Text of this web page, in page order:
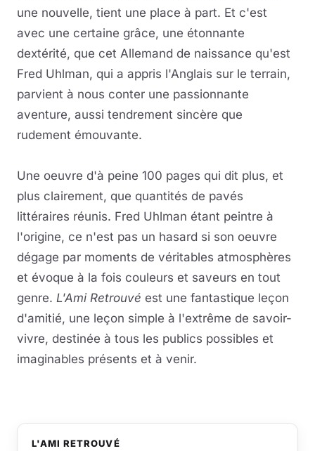
une nouvelle, tient une place à part. Et c'est
avec une certaine grâce, une étonnante
dextérité, que cet Allemand de naissance qu'est
Fred Uhlman, qui a appris l'Anglais sur le terrain,
parvient à nous conter une passionnante
aventure, aussi tendrement sincère que
rudement émouvante.
Une oeuvre d'à peine 100 pages qui dit plus, et
plus clairement, que quantités de pavés
littéraires réunis. Fred Uhlman étant peintre à
l'origine, ce n'est pas un hasard si son oeuvre
dégage par moments de véritables atmosphères
et évoque à la fois couleurs et saveurs en tout
genre. L'Ami Retrouvé est une fantastique leçon
d'amitié, une leçon simple à l'extrême de savoir-
vivre, destinée à tous les publics possibles et
imaginables présents et à venir.
L'AMI RETROUVÉ